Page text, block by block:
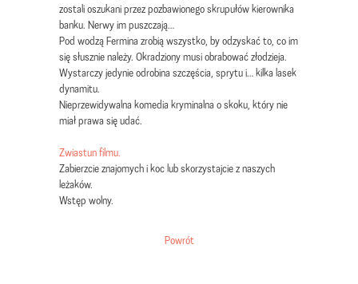
zostali oszukani przez pozbawionego skrupułów kierownika
banku. Nerwy im puszczają…
Pod wodzą Fermina zrobią wszystko, by odzyskać to, co im
się słusznie należy. Okradziony musi obrabować złodzieja.
Wystarczy jedynie odrobina szczęścia, sprytu i… kilka lasek
dynamitu.
Nieprzewidywalna komedia kryminalna o skoku, który nie
miał prawa się udać.
Zwiastun filmu.
Zabierzcie znajomych i koc lub skorzystajcie z naszych
leżaków.
Wstęp wolny.
Powrót